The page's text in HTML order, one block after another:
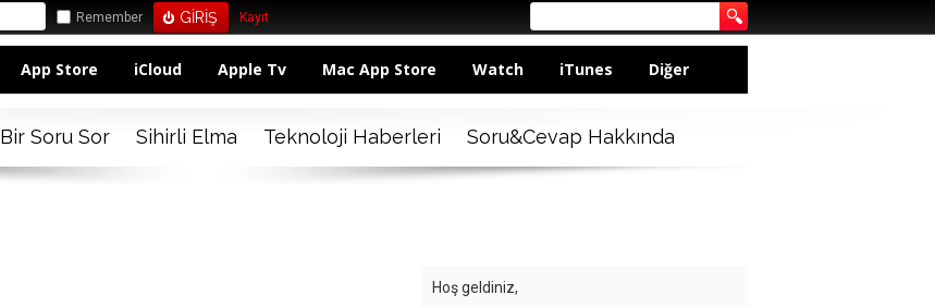
Remember Kayıt
App Store iCloud Apple Tv Mac App Store Watch iTunes Diğer
Bir Soru Sor Sihirli Elma Teknoloji Haberleri Soru&Cevap Hakkında
Hoş geldiniz,